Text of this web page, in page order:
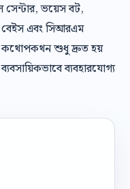
ভয়েস বট,
এবং সিআরএম
কথোপকথন শুধু দ্রুত হয়
ব্যবহারযোগ্য